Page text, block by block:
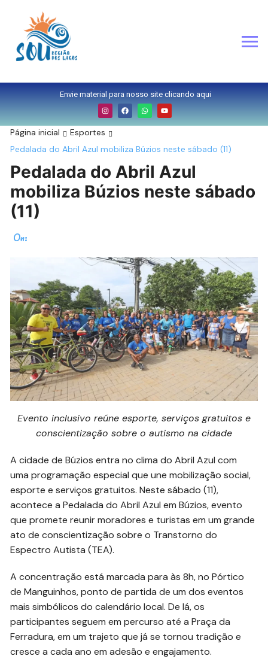
Envie material para nosso site clicando aqui
Página inicial
Esportes
Pedalada do Abril Azul mobiliza Búzios neste sábado (11)
Pedalada do Abril Azul
mobiliza Búzios neste sábado
(11)
On:
Evento inclusivo reúne esporte, serviços gratuitos e
conscientização sobre o autismo na cidade
A cidade de Búzios entra no clima do Abril Azul com
uma programação especial que une mobilização social,
esporte e serviços gratuitos. Neste sábado (11),
acontece a Pedalada do Abril Azul em Búzios, evento
que promete reunir moradores e turistas em um grande
ato de conscientização sobre o Transtorno do
Espectro Autista (TEA).
A concentração está marcada para às 8h, no Pórtico
de Manguinhos, ponto de partida de um dos eventos
mais simbólicos do calendário local. De lá, os
participantes seguem em percurso até a Praça da
Ferradura, em um trajeto que já se tornou tradição e
cresce a cada ano em adesão e engajamento.